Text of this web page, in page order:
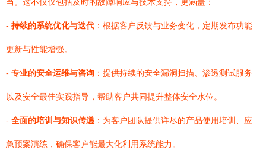
- 持续的系统优化与迭代 ：根据客户反馈与业务变化，定期发布功能
更新与性能增强。
- 专业的安全运维与咨询 ：提供持续的安全漏洞扫描、渗透测试服务
以及安全最佳实践指导，帮助客户共同提升整体安全水位。
- 全面的培训与知识传递 ：为客户团队提供详尽的产品使用培训、应
急预案演练，确保客户能最大化利用系统能力。